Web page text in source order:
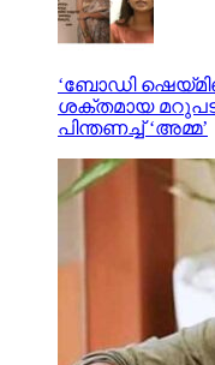
‘ബോഡി
ശക്തമായ
പിന്തണച്ച് ‘അമ്മ’